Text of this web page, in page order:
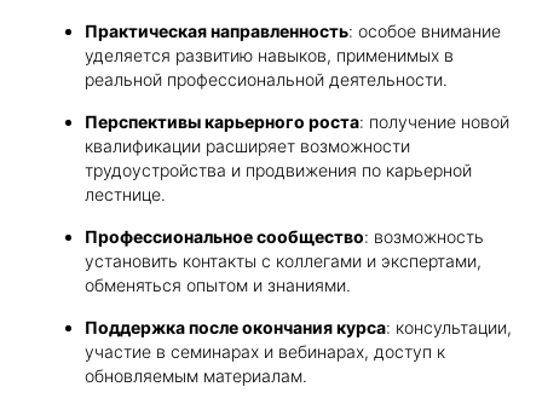
Практическая направленность: особое внимание
уделяется развитию навыков, применимых в
реальной профессиональной деятельности.
Перспективы карьерного роста: получение новой
квалификации расширяет возможности
трудоустройства и продвижения по карьерной
лестнице.
Профессиональное сообщество: возможность
установить контакты с коллегами и экспертами,
обменяться опытом и знаниями.
Поддержка после окончания курса: консультации,
участие в семинарах и вебинарах, доступ к
обновляемым материалам.